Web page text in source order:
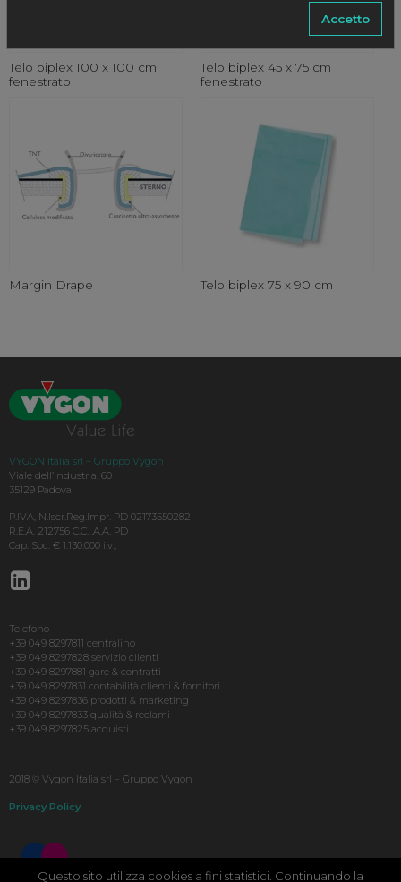
Accetto
Telo biplex 100 x 100 cm
fenestrato
Telo biplex 45 x 75 cm
fenestrato
Margin Drape Telo biplex 75 x 90 cm
VYGON Italia srl – Gruppo Vygon
Viale dell’Industria, 60
35129 Padova
P.IVA, N.Iscr.Reg.Impr. PD 02173550282
R.E.A. 212756 C.C.I.A.A. PD
Cap. Soc. € 1.130.000 i.v.,
Telefono
+39 049 8297811 centralino
+39 049 8297828 servizio clienti
+39 049 8297881 gare & contratti
+39 049 8297831 contabilità clienti & fornitori
+39 049 8297836 prodotti & marketing
+39 049 8297833 qualità & reclami
+39 049 8297825 acquisti
2018 © Vygon Italia srl – Gruppo Vygon
Privacy Policy
Questo sito utilizza cookies a fini statistici. Continuando la